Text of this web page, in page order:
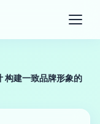
构建一致品牌形象的